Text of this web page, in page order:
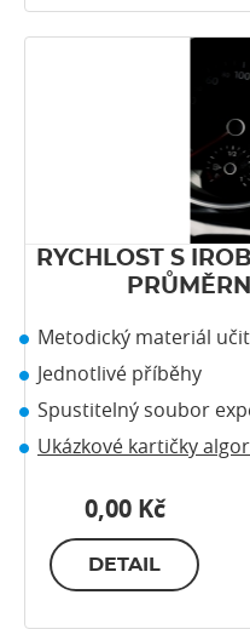
RYCHLOST S
Metodický materiál
Jednotlivé příběhy
Spustitelný soubor
Ukázkové kartičky
0,00 Kč
DETAIL